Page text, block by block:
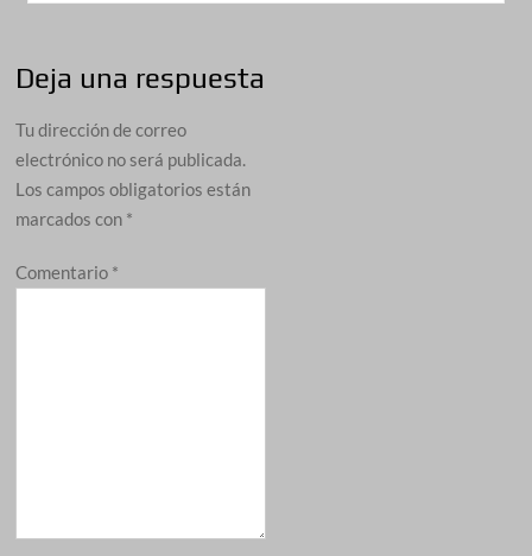
Deja una respuesta
Tu dirección de correo
electrónico no será publicada.
Los campos obligatorios están
marcados con *
Comentario *